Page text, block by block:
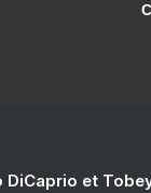
DiCaprio et